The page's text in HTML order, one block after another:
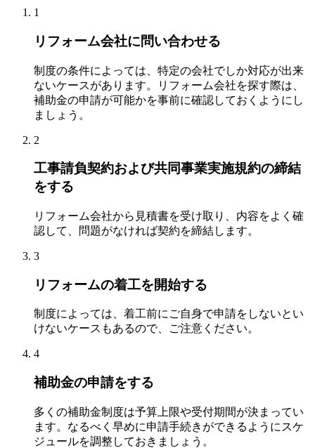
1
リフォーム会社に問い合わせる
制度の条件によっては、特定の会社でしか対応が出来
ないケースがあります。リフォーム会社を探す際は、
補助金の申請が可能かを事前に確認しておくようにし
ましょう。
2
工事請負契約および共同事業実施規約の締結
をする
リフォーム会社から見積書を受け取り、内容をよく確
認して、問題がなければ契約を締結します。
3
リフォームの着工を開始する
制度によっては、着工前にご自身で申請をしないとい
けないケースもあるので、ご注意ください。
4
補助金の申請をする
多くの補助金制度は予算上限や受付期間が決まってい
ます。なるべく早めに申請手続きができるようにスケ
ジュールを調整しておきましょう。